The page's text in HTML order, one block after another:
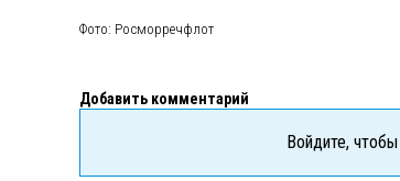
Фото: Росморречфлот
Добавить комментарий
Войдите,